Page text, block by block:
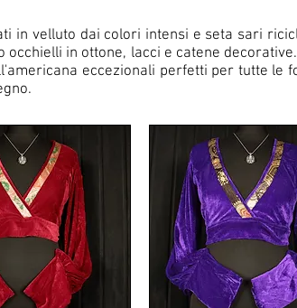
in velluto dai colori intensi e seta sari
occhielli in ottone, lacci e catene
eccezionali perfetti per tutte le